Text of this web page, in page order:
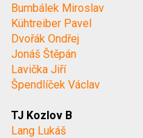
Bumbálek Miroslav
Kühtreiber Pavel
Dvořák Ondřej
Jonáš Štěpán
Lavička Jiří
Špendlíček Václav
TJ Kozlov B
Lang Lukáš